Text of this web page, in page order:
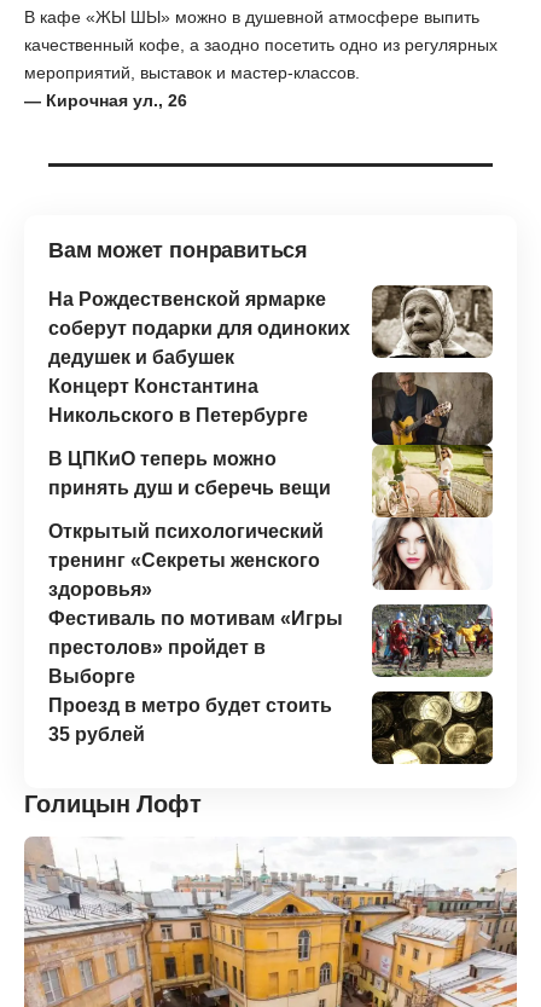
В кафе «ЖЫ ШЫ» можно в душевной атмосфере выпить
качественный кофе, а заодно посетить одно из регулярных
мероприятий, выставок и мастер-классов.
— Кирочная ул., 26
Вам может понравиться
На Рождественской ярмарке
соберут подарки для одиноких
дедушек и бабушек
Концерт Константина
Никольского в Петербурге
В ЦПКиО теперь можно
принять душ и сберечь вещи
Открытый психологический
тренинг «Секреты женского
здоровья»
Фестиваль по мотивам «Игры
престолов» пройдет в
Выборге
Проезд в метро будет стоить
35 рублей
Голицын Лофт